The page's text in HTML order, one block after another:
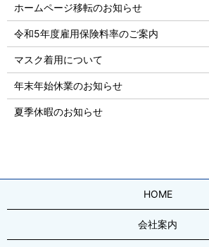
ホームページ移転のお知らせ
令和5年度雇用保険料率のご案内
マスク着用について
年末年始休業のお知らせ
夏季休暇のお知らせ
HOME
会社案内